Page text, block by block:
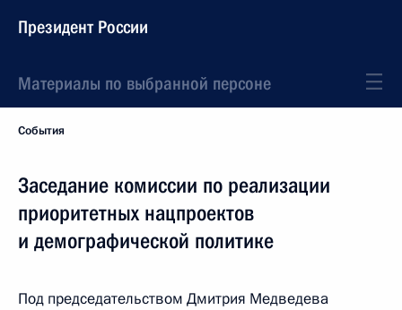
Президент России
Материалы по выбранной персоне
События
Заседание комиссии по реализации
приоритетных нацпроектов
и демографической политике
Под председательством Дмитрия Медведева